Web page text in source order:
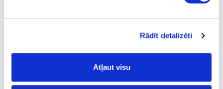
Rādīt detalizēti
Atļaut visu